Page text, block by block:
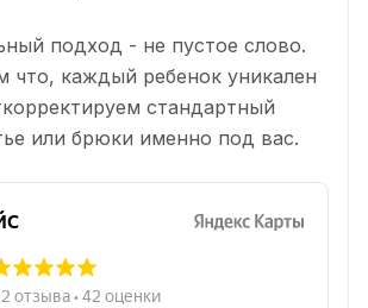
подход - не пустое слово.
каждый ребенок уникален
стандартный
или брюки именно под вас.